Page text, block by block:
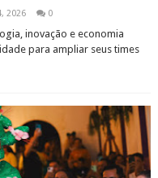
2026 0
inovação e economia
para ampliar seus times